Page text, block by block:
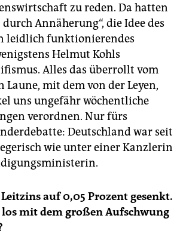
zu reden. Da hatten
Annäherung“, die Idee des
leidlich funktionierendes
Helmut Kohls
Alles das überrollt vom
Laune, mit dem von der Leyen,
uns ungefähr wöchentliche
verordnen. Nur fürs
Deutschland war seit
wie unter einer Kanzlerin
Leitzins auf 0,05 Prozent gesenkt.
los mit dem großen Aufschwung